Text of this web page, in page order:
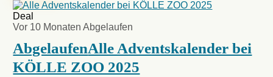
Deal
Vor 10 MonatenAbgelaufen
AbgelaufenAlle Adventskalender bei
KÖLLE ZOO 2025